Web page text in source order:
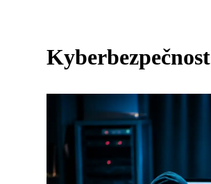
Kyberbezpečnost